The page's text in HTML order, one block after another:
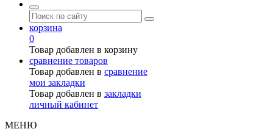
корзина
0
Товар добавлен в корзину
сравнение товаров
Товар добавлен в сравнение
мои закладки
Товар добавлен в закладки
личный кабинет
МЕНЮ